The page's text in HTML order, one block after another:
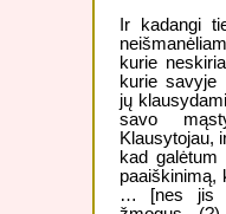
Ir kadangi
kurie
kurie savyje
jų
savo
Klausytojau,
kad
paaiškinimą,
… [nes jis